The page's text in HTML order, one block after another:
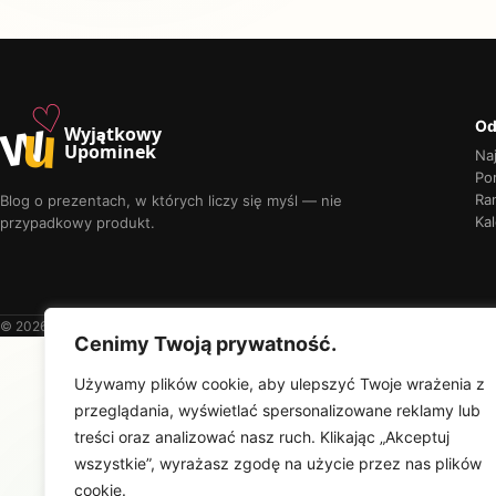
Cenimy Twoją prywatność.
Używamy plików cookie, aby ulepszyć Twoje wrażenia z
przeglądania, wyświetlać spersonalizowane reklamy lub
treści oraz analizować nasz ruch. Klikając „Akceptuj
wszystkie”, wyrażasz zgodę na użycie przez nas plików
cookie.
u
♡Wyjątkowy
Upominek
Blog o prezentach, w których liczy się myśl — nie
przypadkowy produkt.
© 2026 Wyjątkowy Upominek